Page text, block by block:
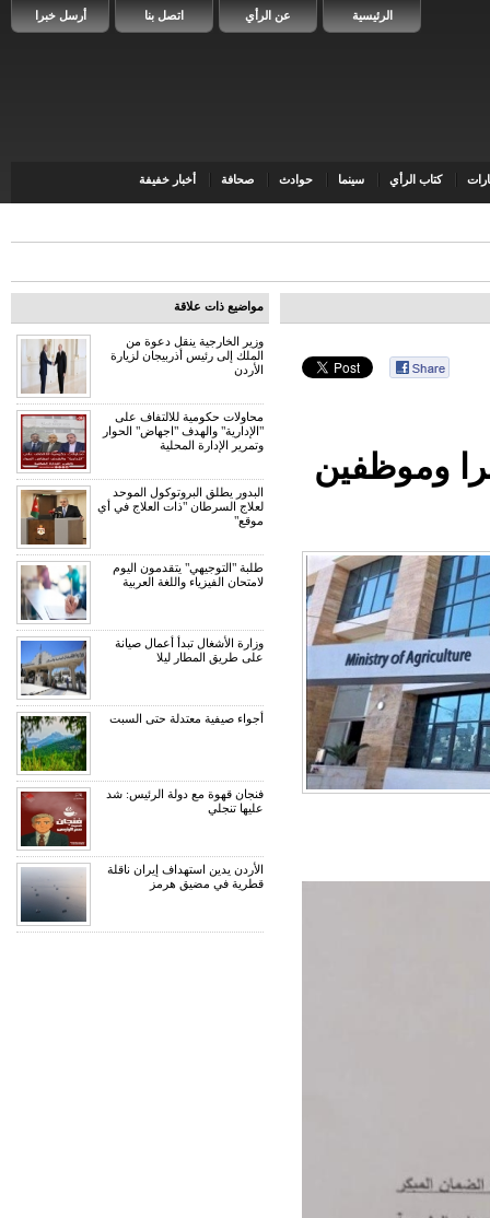
أرسل خبرا اتصل بنا عن الرأي الرئيسية
كتاب الرأي سينما حوادث صحافة أخبار خفيفة
وموظفين
مواضيع ذات علاقة
وزير الخارجية ينقل دعوة من
الملك إلى رئيس أذربيجان لزيارة
الأردن
محاولات حكومية للالتفاف على
"الإدارية" والهدف "اجهاض" الحوار
وتمرير الإدارة المحلية
البدور يطلق البروتوكول الموحد
لعلاج السرطان "ذات العلاج في أي
موقع"
طلبة "التوجيهي" يتقدمون اليوم
لامتحان الفيزياء واللغة العربية
وزارة الأشغال تبدأ أعمال صيانة
على طريق المطار ليلا
أجواء صيفية معتدلة حتى السبت
فنجان قهوة مع دولة الرئيس: شد
عليها تنجلي
الأردن يدين استهداف إيران ناقلة
قطرية في مضيق هرمز